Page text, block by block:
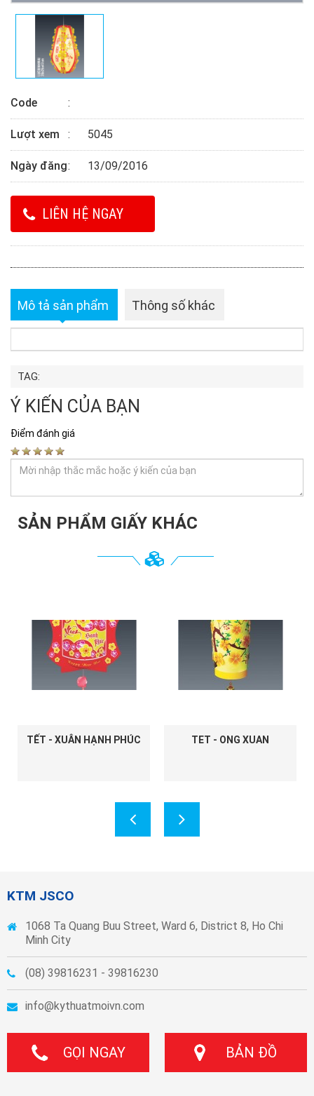
Code
Lượt xem 5045
Ngày đăng 13/09/2016
LIÊN HỆ NGAY
Mô tả sản phẩm Thông số khác
TAG:
Ý KIẾN CỦA BẠN
Điểm đánh giá
SẢN PHẨM GIẤY KHÁC
TẾT - XUÂN HẠNH PHÚC TET - ONG XUAN
KTM JSCO
1068 Ta Quang Buu Street, Ward 6, District 8, Ho Chi
Minh City
(08) 39816231 - 39816230
info@kythuatmoivn.com
GỌI NGAY BẢN ĐỒ